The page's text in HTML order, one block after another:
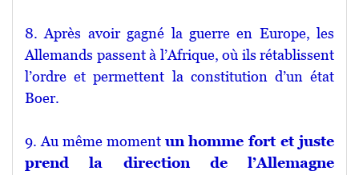
8. Après avoir gagné la guerre en Europe, les
Allemands passent à l’Afrique, où ils rétablissent
l’ordre et permettent la constitution d’un état
Boer.
9. Au même moment un homme fort et juste
prend la direction de l’Allemagne